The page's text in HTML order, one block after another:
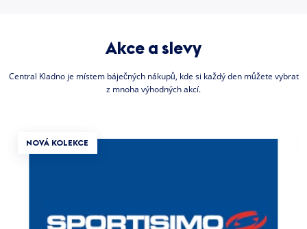
Akce a slevy
Central Kladno je místem báječných nákupů, kde si každý den můžete vybrat
z mnoha výhodných akcí.
NOVÁ KOLEKCE